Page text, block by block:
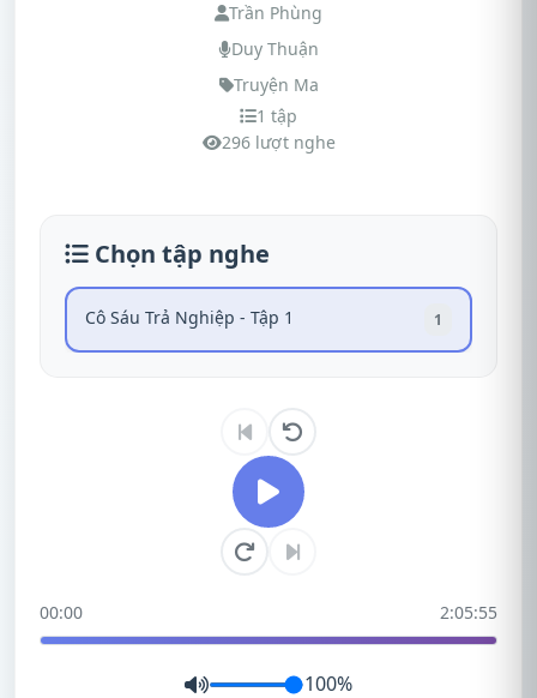
Trần Phùng
Duy Thuận
Truyện Ma
1 tập
296 lượt nghe
Chọn tập nghe
Cô Sáu Trả Nghiệp - Tập 1 1
00:00 2:05:55
100%